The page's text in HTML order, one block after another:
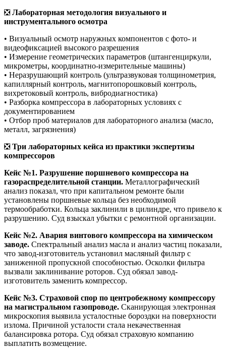
❎ Лабораторная методология визуального и
инструментального осмотра
• Визуальный осмотр наружных компонентов с фото- и
видеофиксацией высокого разрешения
• Измерение геометрических параметров (штангенциркули,
микрометры, координатно-измерительные машины)
• Неразрушающий контроль (ультразвуковая толщинометрия,
капиллярный контроль, магнитопорошковый контроль,
вихретоковый контроль, вибродиагностика)
• Разборка компрессора в лабораторных условиях с
документированием
• Отбор проб материалов для лабораторного анализа (масло,
металл, загрязнения)
❎ Три лабораторных кейса из практики экспертизы
компрессоров
Кейс №1. Разрушение поршневого компрессора на
газораспределительной станции. Металлографический
анализ показал, что при капитальном ремонте были
установлены поршневые кольца без необходимой
термообработки. Кольца заклинили в цилиндре, что привело к
разрушению. Суд взыскал убытки с ремонтной организации.
Кейс №2. Авария винтового компрессора на химическом
заводе. Спектральный анализ масла и анализ частиц показали,
что завод-изготовитель установил масляный фильтр с
заниженной пропускной способностью. Осколки фильтра
вызвали заклинивание роторов. Суд обязал завод-
изготовитель заменить компрессор.
Кейс №3. Страховой спор по центробежному компрессору
на магистральном газопроводе. Сканирующая электронная
микроскопия выявила усталостные бороздки на поверхности
излома. Причиной усталости стала некачественная
балансировка ротора. Суд обязал страховую компанию
выплатить возмещение.